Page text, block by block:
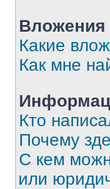
Вложения
Какие
Как мне
Кто
Почему
С кем
или